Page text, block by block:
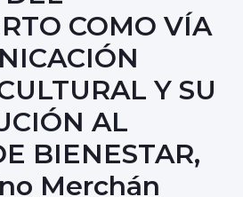
COMO VÍA
Y SU
AL
BIENESTAR,
Merchán